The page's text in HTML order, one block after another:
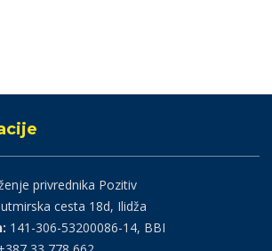
privrednika Pozitiv
cesta 18d, Ilidža
141-306-53200086-14, BBI